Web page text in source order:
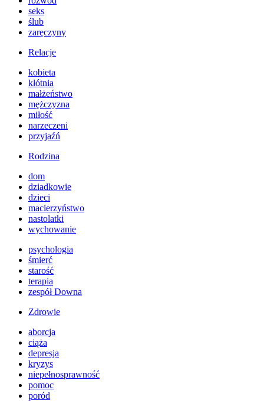
seks
ślub
zaręczyny
Relacje
kobieta
kłótnia
małżeństwo
mężczyzna
miłość
narzeczeni
przyjaźń
Rodzina
dom
dziadkowie
dzieci
macierzyństwo
nastolatki
wychowanie
psychologia
śmierć
starość
terapia
zespół Downa
Zdrowie
aborcja
ciąża
depresja
kryzys
niepełnosprawność
pomoc
poród